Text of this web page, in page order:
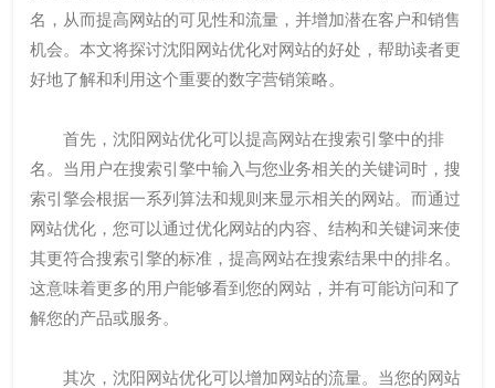
名，从而提高网站的可见性和流量，并增加潜在客户和销售
机会。本文将探讨沈阳网站优化对网站的好处，帮助读者更
好地了解和利用这个重要的数字营销策略。
首先，沈阳网站优化可以提高网站在搜索引擎中的排
名。当用户在搜索引擎中输入与您业务相关的关键词时，搜
索引擎会根据一系列算法和规则来显示相关的网站。而通过
网站优化，您可以通过优化网站的内容、结构和关键词来使
其更符合搜索引擎的标准，提高网站在搜索结果中的排名。
这意味着更多的用户能够看到您的网站，并有可能访问和了
解您的产品或服务。
其次，沈阳网站优化可以增加网站的流量。当您的网站